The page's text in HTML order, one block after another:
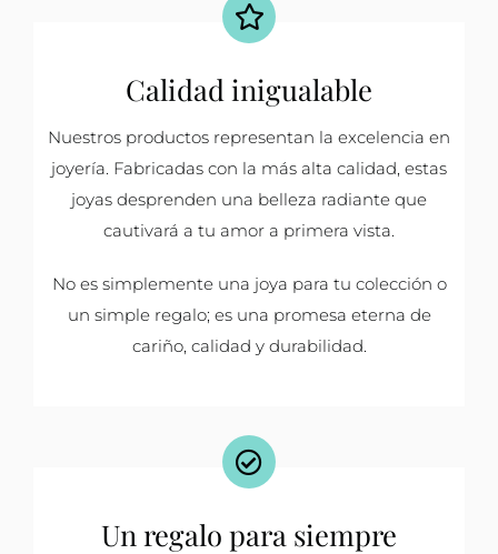
Calidad inigualable
Nuestros productos representan la excelencia en
joyería. Fabricadas con la más alta calidad, estas
joyas desprenden una belleza radiante que
cautivará a tu amor a primera vista.
No es simplemente una joya para tu colección o
un simple regalo; es una promesa eterna de
cariño, calidad y durabilidad.
Un regalo para siempre